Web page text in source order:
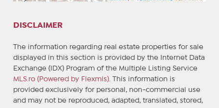
DISCLAIMER
The information regarding real estate properties for sale
displayed in this section is provided by the Internet Data
Exchange (IDX) Program of the Multiple Listing Service
MLS.ro (Powered by Flexmls). This information is
provided exclusively for personal, non-commercial use
and may not be reproduced, adapted, translated, stored,